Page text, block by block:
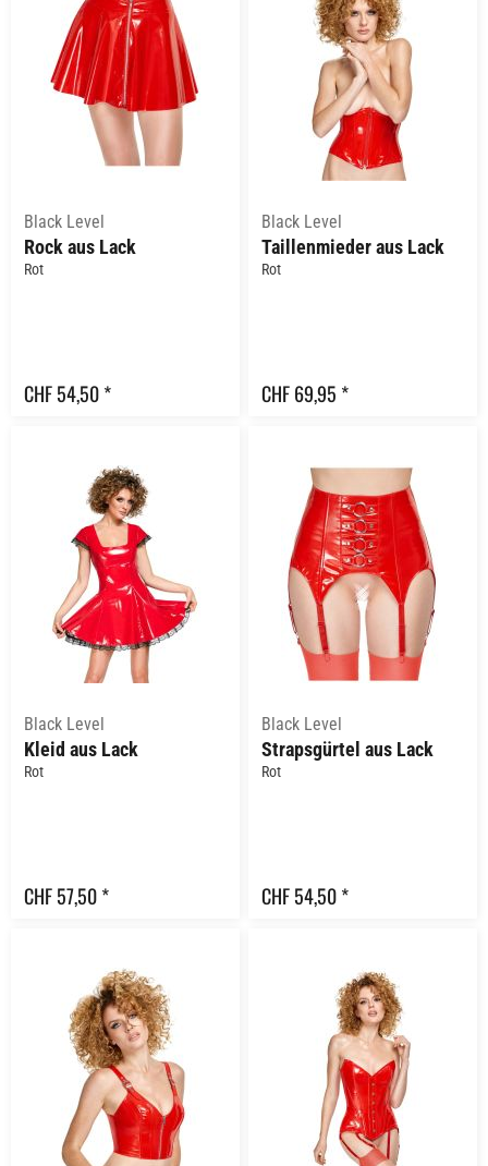
Black Level
Rock aus Lack
Rot
CHF 54,50 *
Black Level
Taillenmieder aus Lack
Rot
CHF 69,95 *
Black Level
Kleid aus Lack
Rot
CHF 57,50 *
Black Level
Strapsgürtel aus Lack
Rot
CHF 54,50 *